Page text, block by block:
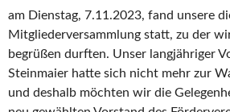
am Dienstag, 7.11.2023, fand unsere
Mitgliederversammlung statt, zu der
begrüßen durften. Unser langjähriger
Steinmaier hatte sich nicht mehr zur
und deshalb möchten wir die